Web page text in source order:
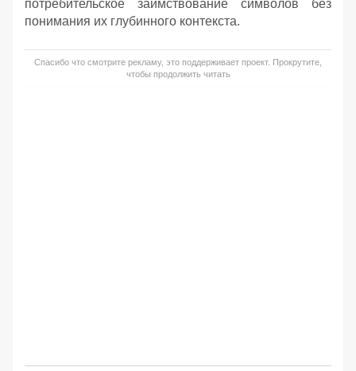
потребительское заимствование символов без
понимания их глубинного контекста.
Спасибо что смотрите рекламу, это поддерживает проект. Прокрутите,
чтобы продолжить читать